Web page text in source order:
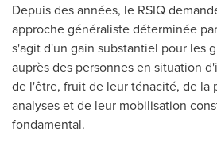
Depuis des années, le RSIQ
approche généraliste déterminée
s'agit d'un gain substantiel pour les
auprès des personnes en situation
de l'être, fruit de leur ténacité, de la
analyses et de leur mobilisation
fondamental.